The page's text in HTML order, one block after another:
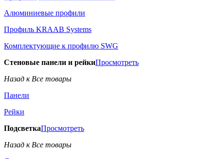
Алюминиевые профили
Профиль KRAAB Systems
Комплектующие к профилю SWG
Стеновые панели и рейкиПросмотреть
Назад к Все товары
Панели
Рейки
ПодсветкаПросмотреть
Назад к Все товары